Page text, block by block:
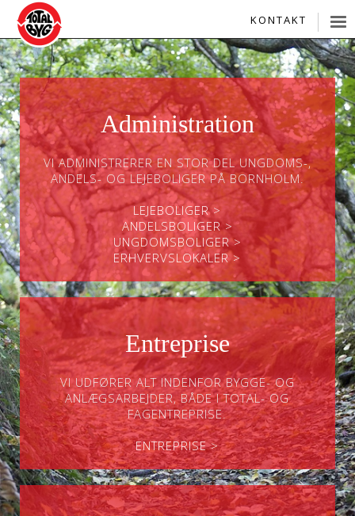
Administration
VI ADMINISTRERER EN STOR DEL UNGDOMS-,
ANDELS- OG LEJEBOLIGER PÅ BORNHOLM.
LEJEBOLIGER >
ANDELSBOLIGER >
UNGDOMSBOLIGER >
ERHVERVSLOKALER >
Entreprise
VI UDFØRER ALT INDENFOR BYGGE- OG
ANLÆGSARBEJDER, BÅDE I TOTAL- OG
FAGENTREPRISE.
ENTREPRISE >
KONTAKT